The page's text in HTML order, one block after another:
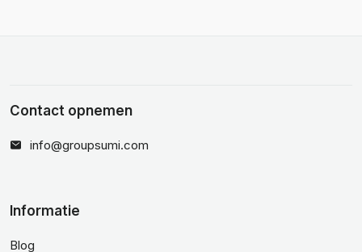
Contact opnemen
info@groupsumi.com
Informatie
Blog